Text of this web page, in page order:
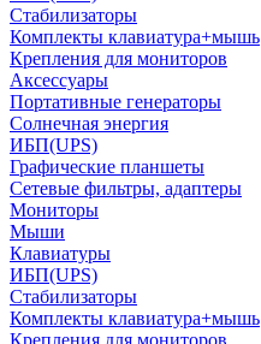
Стабилизаторы
Комплекты клавиатура+мышь
Крепления для мониторов
Аксессуары
Портативные генераторы
Солнечная энергия
ИБП(UPS)
Графические планшеты
Сетевые фильтры, адаптеры
Мониторы
Мыши
Клавиатуры
ИБП(UPS)
Стабилизаторы
Комплекты клавиатура+мышь
Крепления для мониторов